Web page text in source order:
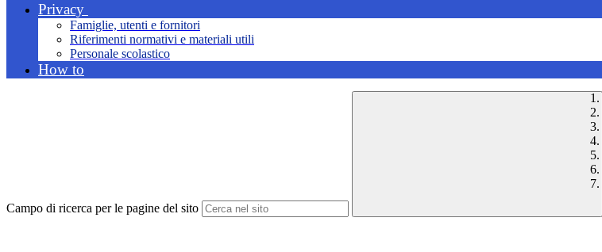
Privacy
Famiglie, utenti e fornitori
Riferimenti normativi e materiali utili
Personale scolastico
How to
Campo di ricerca per le pagine del sito